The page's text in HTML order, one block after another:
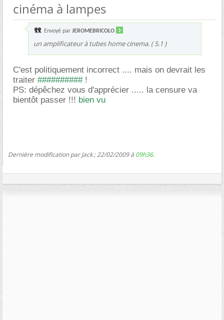
cinéma à lampes
Envoyé par JEROMEBRICOLO
un amplificateur à tubes home cinema. ( 5.1 )
C'est politiquement incorrect .... mais on devrait les
traiter ##########!
PS: dépêchez vous d'apprécier ..... la censure va
bientôt passer !!! bien vu
Dernière modification par Jack ; 22/02/2009 à 09h36.